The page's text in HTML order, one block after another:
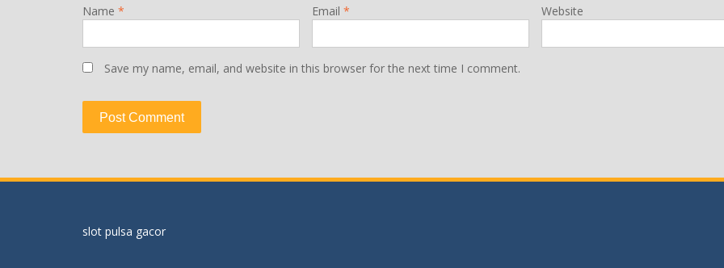
Name * Email * Website
Save my name, email, and website in this browser for the next time I comment.
slot pulsa gacor